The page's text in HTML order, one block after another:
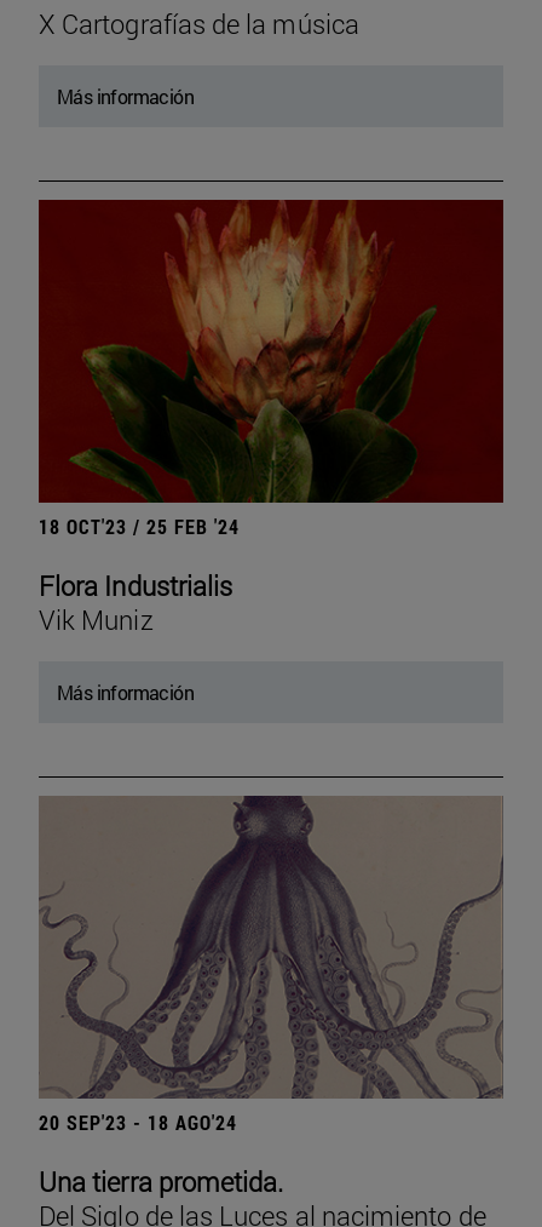
X Cartografías de la música
Más información
18 OCT'23 / 25 FEB '24
Flora Industrialis
Vik Muniz
Más información
20 SEP'23 - 18 AGO'24
Una tierra prometida.
Del Siglo de las Luces al nacimiento de